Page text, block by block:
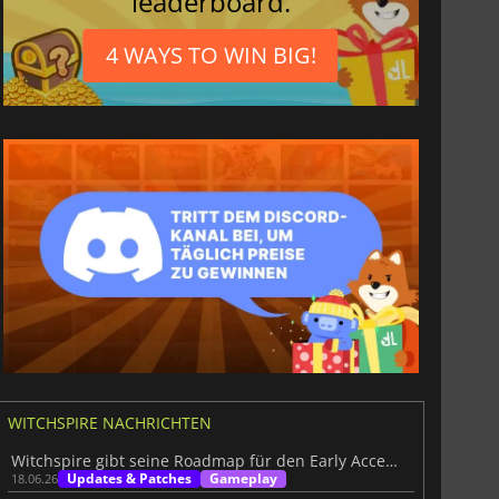
4 WAYS TO WIN BIG!
WITCHSPIRE NACHRICHTEN
Witchspire gibt seine Roadmap für den Early Access bekannt
18.06.26 Updates & Patches Gameplay